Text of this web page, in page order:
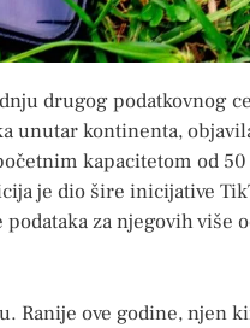
drugog podatkovnog
unutar kontinenta,
kapacitetom od 50
je dio šire inicijative
za njegovih više
Ranije ove godine, njen